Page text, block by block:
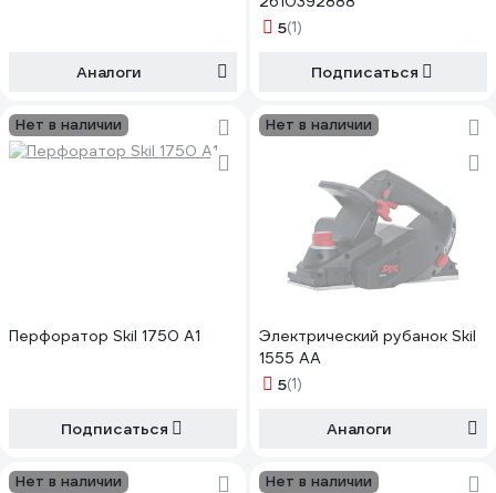
Аналоги
5(1)
Подписаться
Нет в наличии
Перфоратор Skil 1750 A1
Подписаться
Нет в наличии
Электрический рубанок Skil
1555 AA
5(1)
Аналоги
Нет в наличии Нет в наличии